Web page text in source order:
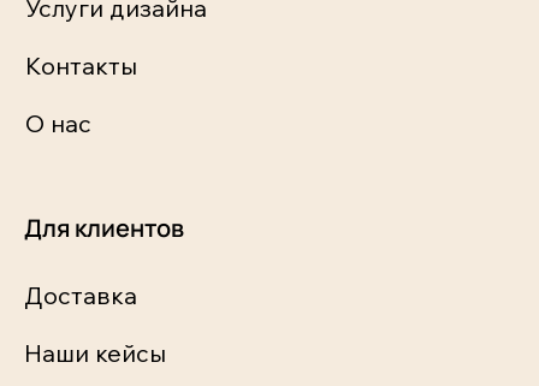
Услуги дизайна
Контакты
О нас
Для клиентов
Доставка
Наши кейсы